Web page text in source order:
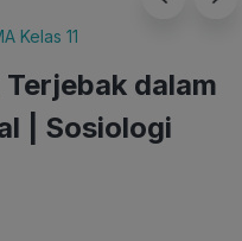
Kelas 11
dalam
| Sosiologi